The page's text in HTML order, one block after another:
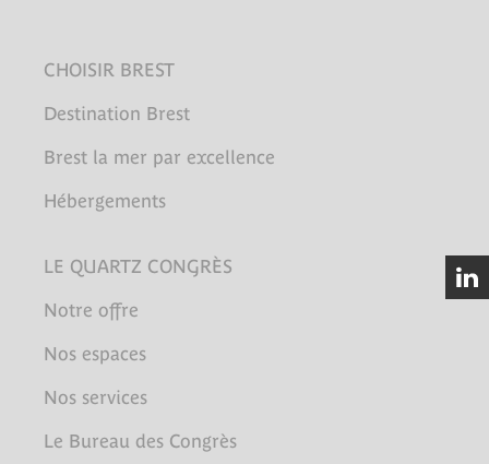
CHOISIR BREST
Destination Brest
Brest la mer par excellence
Hébergements
LE QUARTZ CONGRÈS
Notre offre
Nos espaces
Nos services
Le Bureau des Congrès